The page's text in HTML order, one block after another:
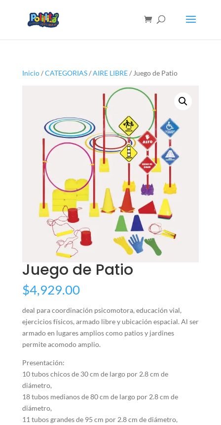
Inicio/CATEGORIAS/AIRE LIBRE/ Juego de Patio
Juego de Patio
$4,929.00
deal para coordinación psicomotora, educación vial,
ejercicios físicos, armado libre y ubicación espacial. Al ser
armado en lugares amplios como patios y jardines
permite acomodo amplio.
Presentación:
10 tubos chicos de 30 cm de largo por 2.8 cm de
diámetro,
18 tubos medianos de 80 cm de largo por 2.8 cm de
diámetro,
11 tubos grandes de 95 cm por 2.8 cm de diámetro,